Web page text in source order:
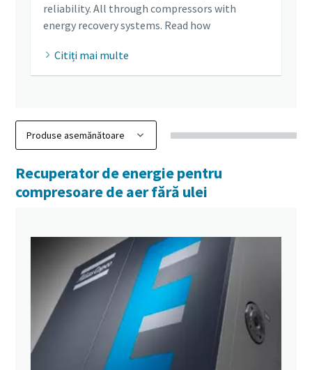
reliability. All through compressors with
energy recovery systems. Read how
Citiți mai multe
Recuperator de energie pentru
compresoare de aer fără ulei